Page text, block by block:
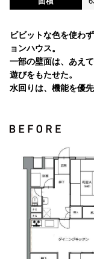
ビビットな色を使わ
ョンハウス。
一部の壁面は、あえ
遊びをもたせた。
水回りは、機能を優